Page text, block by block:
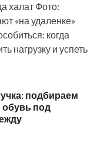
халат Фото:
«на удаленке»
когда
нагрузку и успеть
подбираем
под